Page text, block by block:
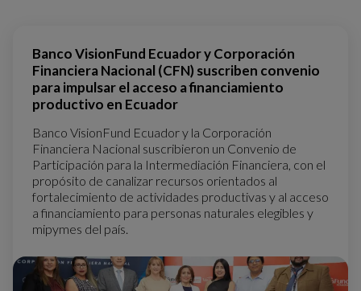
Banco VisionFund Ecuador y Corporación
Financiera Nacional (CFN) suscriben convenio
para impulsar el acceso a financiamiento
productivo en Ecuador
Banco VisionFund Ecuador y la Corporación
Financiera Nacional suscribieron un Convenio de
Participación para la Intermediación Financiera, con el
propósito de canalizar recursos orientados al
fortalecimiento de actividades productivas y al acceso
a financiamiento para personas naturales elegibles y
mipymes del país.